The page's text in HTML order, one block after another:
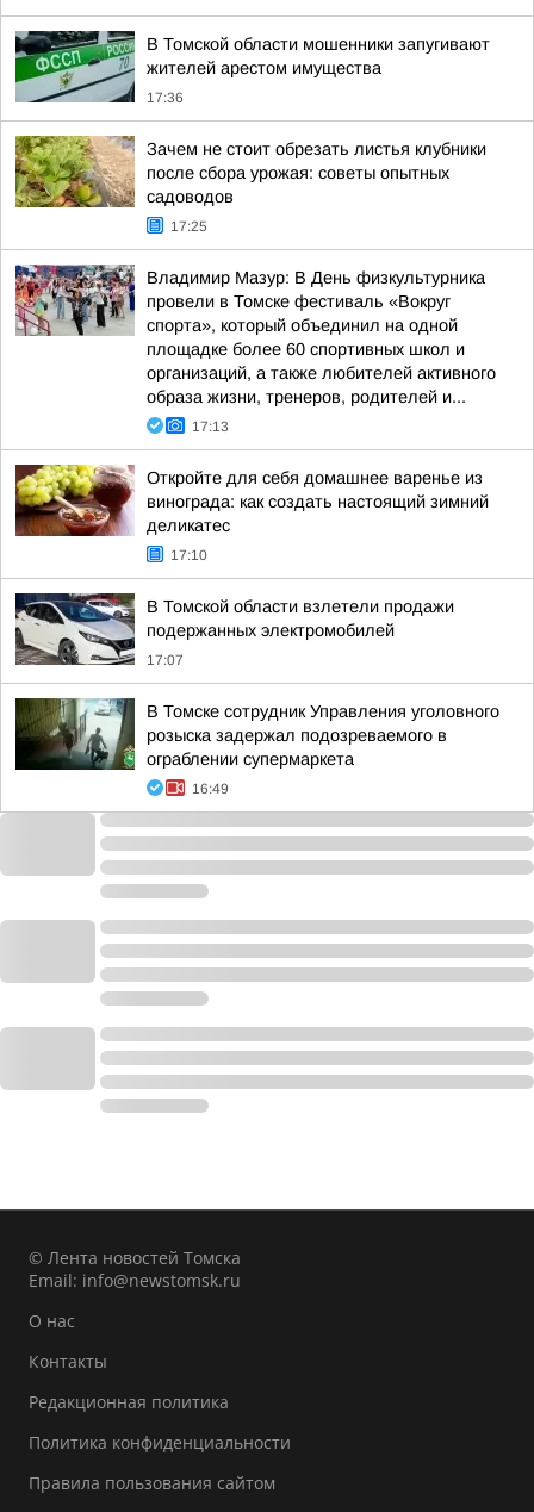
В Томской области мошенники запугивают
жителей арестом имущества
17:36
Зачем не стоит обрезать листья клубники
после сбора урожая: советы опытных
садоводов
17:25
Владимир Мазур: В День физкультурника
провели в Томске фестиваль «Вокруг
спорта», который объединил на одной
площадке более 60 спортивных школ и
организаций, а также любителей активного
образа жизни, тренеров, родителей и...
17:13
Откройте для себя домашнее варенье из
винограда: как создать настоящий зимний
деликатес
17:10
В Томской области взлетели продажи
подержанных электромобилей
17:07
В Томске сотрудник Управления уголовного
розыска задержал подозреваемого в
ограблении супермаркета
16:49
© Лента новостей Томска
Email: info@newstomsk.ru
О нас
Контакты
Редакционная политика
Политика конфиденциальности
Правила пользования сайтом